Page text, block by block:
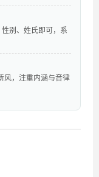
别、姓氏即可，系
风，注重内涵与音律